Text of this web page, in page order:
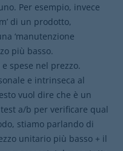
Per esempio, invece
di un prodotto,
‘manutenzione
più basso.
spese nel prezzo.
e intrinseca al
vuol dire che è un
a/b per verificare qual
stiamo parlando di
unitario più basso + il